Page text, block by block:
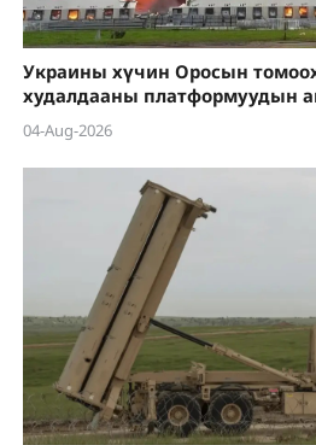
Украины хүчин Оросын
худалдааны платформуудын
хийсээр байна
04-Aug-2026